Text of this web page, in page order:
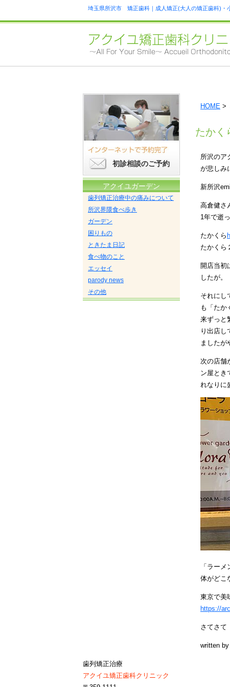
埼玉県所沢市 矯正歯科｜成人矯正(大人の矯正歯科)・
HOME >
たかく
所沢のア
が悲しみ
新所沢
高倉健さ
1年で逝
たかくら
たかくら
開店当初
したが。
それにし
も「たか
来ずっと
り出店し
ましたが
次の店舗
ン屋とき
れなりに
「ラー
体がどこ
東京で美
https://
さてさて
written by
初診相談のご予約
アクイユガーデン
歯列矯正治療中の痛みについて
所沢界隈食べ歩き
ガーデン
困りもの
ときたま日記
食べ物のこと
エッセイ
parody news
その他
歯列矯正治療
アクイユ矯正歯科クリニック